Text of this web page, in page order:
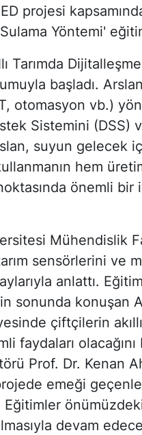
projesi
Yöntemi'
Tarımda
başladı.
otomasyon vb.)
Sistemini (DSS)
suyun
hem
önemli bir
Mühendislik
sensörlerini ve
anlattı.
sonunda konuşan
çiftçilerin
faydaları
Prof. Dr. Kenan
emeği
Eğitimler
devam